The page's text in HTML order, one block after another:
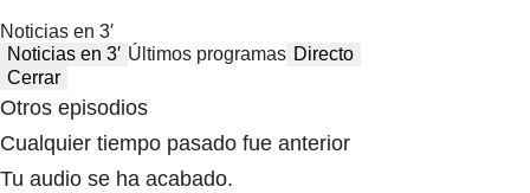
Noticias en 3′
Noticias en 3′ Últimos programas Directo
Cerrar
Otros episodios
Cualquier tiempo pasado fue anterior
Tu audio se ha acabado.